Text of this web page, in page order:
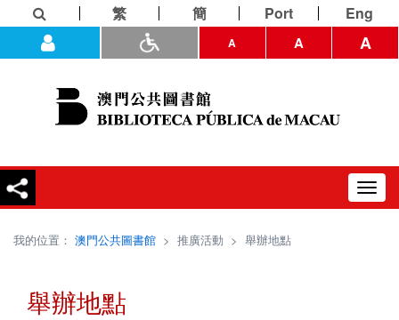
繁 簡 Port Eng
A A A
我的位置： 澳門公共圖書館 > 推廣活動 > 舉辦地點
舉辦地點